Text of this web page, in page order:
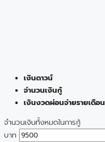
เงินดาวน์
จำนวนเงินกู้
เงินงวดผ่อนจ่ายรายเดือน
จำนวนเงินทั้งหมดในการกู้
บาท